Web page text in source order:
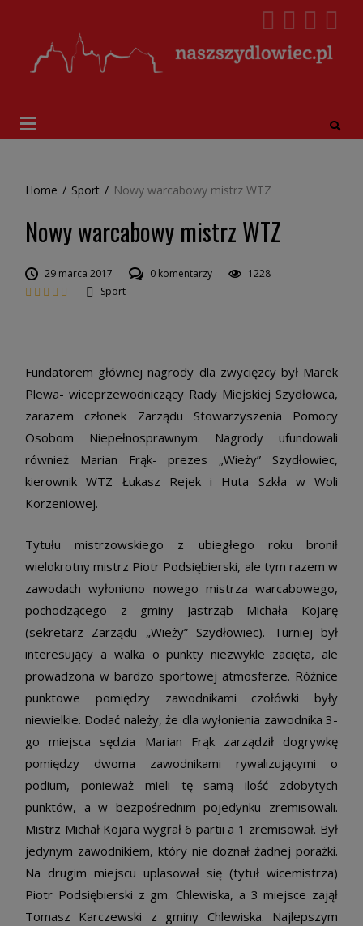
Home / Sport / Nowy warcabowy mistrz WTZ
Nowy warcabowy mistrz WTZ
29 marca 2017 0 komentarzy
1228
Sport
Fundatorem głównej nagrody dla zwycięzcy był Marek
Plewa- wiceprzewodniczący Rady Miejskiej Szydłowca,
zarazem członek Zarządu Stowarzyszenia Pomocy
Osobom Niepełnosprawnym. Nagrody ufundowali
również Marian Frąk- prezes „Wieży” Szydłowiec,
kierownik WTZ Łukasz Rejek i Huta Szkła w Woli
Korzeniowej.
Tytułu mistrzowskiego z ubiegłego roku bronił
wielokrotny mistrz Piotr Podsiębierski, ale tym razem w
zawodach wyłoniono nowego mistrza warcabowego,
pochodzącego z gminy Jastrząb Michała Kojarę
(sekretarz Zarządu „Wieży” Szydłowiec). Turniej był
interesujący a walka o punkty niezwykle zacięta, ale
prowadzona w bardzo sportowej atmosferze. Różnice
punktowe pomiędzy zawodnikami czołówki były
niewielkie. Dodać należy, że dla wyłonienia zawodnika 3-
go miejsca sędzia Marian Frąk zarządził dogrywkę
pomiędzy dwoma zawodnikami rywalizującymi o
podium, ponieważ mieli tę samą ilość zdobytych
punktów, a w bezpośrednim pojedynku zremisowali.
Mistrz Michał Kojara wygrał 6 partii a 1 zremisował. Był
jedynym zawodnikiem, który nie doznał żadnej porażki.
Na drugim miejscu uplasował się (tytuł wicemistrza)
Piotr Podsiębierski z gm. Chlewiska, a 3 miejsce zajął
Tomasz Karczewski z gminy Chlewiska. Najlepszym